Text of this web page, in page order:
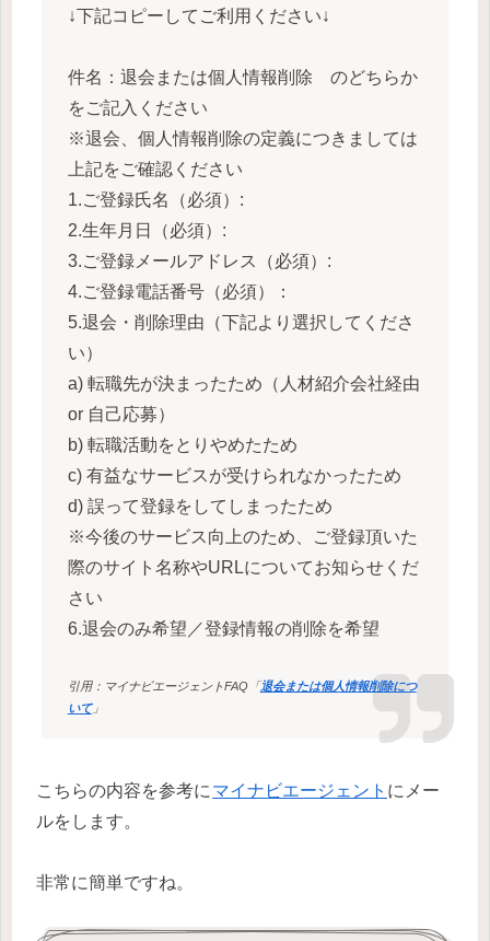
↓下記コピーしてご利用ください↓
件名：退会または個人情報削除 のどちらか
をご記入ください
※退会、個人情報削除の定義につきましては
上記をご確認ください
1.ご登録氏名（必須）:
2.生年月日（必須）:
3.ご登録メールアドレス（必須）:
4.ご登録電話番号（必須）：
5.退会・削除理由（下記より選択してくださ
い）
a) 転職先が決まったため（人材紹介会社経由
or 自己応募）
b) 転職活動をとりやめたため
c) 有益なサービスが受けられなかったため
d) 誤って登録をしてしまったため
※今後のサービス向上のため、ご登録頂いた
際のサイト名称やURLについてお知らせくだ
さい
6.退会のみ希望／登録情報の削除を希望
引用：マイナビエージェントFAQ「退会または個人情報削除につ
いて」
こちらの内容を参考に マイナビエージェント にメー
ルをします。
非常に簡単ですね。